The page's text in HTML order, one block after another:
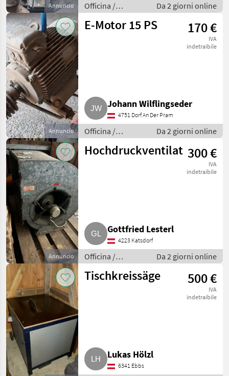
Annuncio
Officina /
Attrezzeria
Da 2 giorni online
Annuncio
E-Motor 15 PS 170 €
IVA
indetraibile
Johann Wilflingseder
4751 Dorf An Der Pram
Officina /
Attrezzeria
Da 2 giorni online
Annuncio
Hochdruckventilator300 €
IVA
indetraibile
Gottfried Lesterl
4223 Katsdorf
Officina /
Attrezzeria
Da 2 giorni online
Tischkreissäge 500 €
IVA
indetraibile
Lukas Hölzl
6341 Ebbs